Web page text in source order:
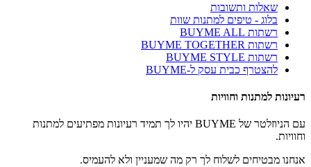
שאלות ותשובות
בלוג - טיפים למתנות שוות
רשתות BUYME ALL
רשתות BUYME TOGETHER
רשתות BUYME STYLE
להצטרף כבית עסק ל-BUYME
רעיונות למתנות וחוויות
עם הניוזלטר של BUYME יהיו לך תמיד רעיונות מפתיעים למתנות
וחוויות.
אנחנו מבטיחים לשלוח לך רק מה שמעניין ולא להעמיס.